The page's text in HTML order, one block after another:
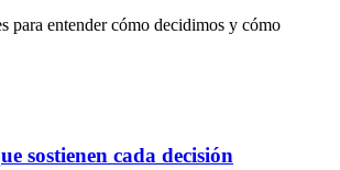
para entender cómo decidimos y cómo
sostienen cada decisión